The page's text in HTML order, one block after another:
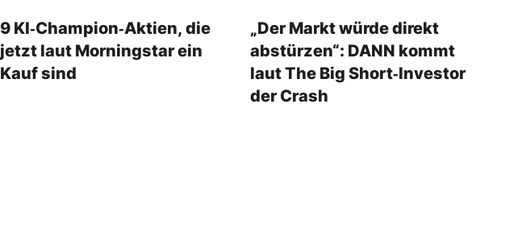
9 KI‑Champion‑Aktien, die
jetzt laut Morningstar ein
Kauf sind
„Der Markt würde direkt
abstürzen“: DANN kommt
laut The Big Short‑Investor
der Crash